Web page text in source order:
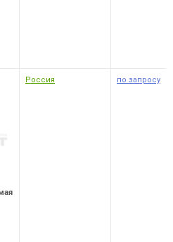
Россия по запросу